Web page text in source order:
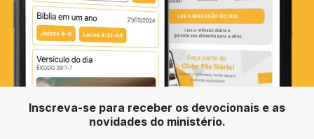
Inscreva-se para receber os devocionais e as
novidades do ministério.